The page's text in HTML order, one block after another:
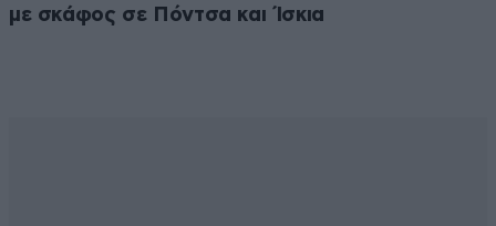
με σκάφος σε Πόντσα και Ίσκια